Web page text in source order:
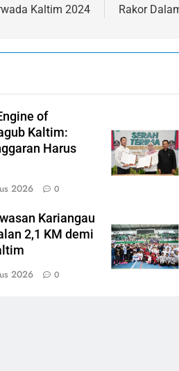
Kaltim 2024
Rakor
of
Kaltim:
Harus
2026 0
Kariangau
2,1 KM demi
2026 0